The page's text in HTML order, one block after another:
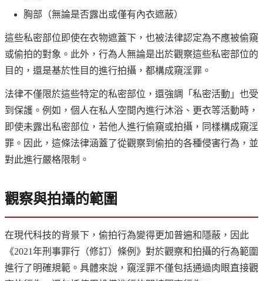
胸部（無論是否露出或僅有內衣遮蔽）
這些私密部位即使在衣物遮蓋下，也被法律認定為不應被偷窺
或偷拍的對象。此外，行為人無論是出於觀察這些私密部位的
目的，還是基於性目的進行拍攝，都構成窺淫罪。
法律不僅限於這些特定的私密部位，還強調「私密活動」也受
到保護。例如，個人在私人空間內進行沐浴、更衣等活動時，
即使未露出私密部位，若他人進行偷窺或拍攝，同樣構成窺淫
罪。因此，這條法律涵蓋了從觀察到偷拍的各種侵害行為，並
對此進行嚴格限制。
觀察與拍攝的範圍
在現代科技的背景下，偷拍行為變得更加普遍和隱蔽，因此
《2021年刑事罪行（修訂）條例》對於觀察和拍攝的行為範圍
進行了明確規範。具體來說，窺淫罪不僅包括通過肉眼直接觀